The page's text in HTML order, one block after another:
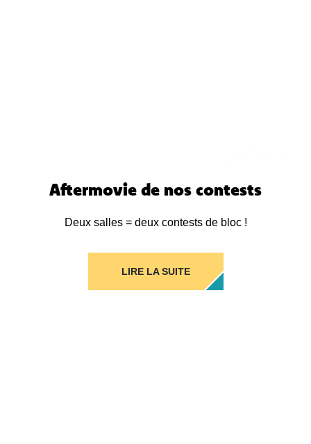
Aftermovie de nos contests
Deux salles = deux contests de bloc !
LIRE LA SUITE